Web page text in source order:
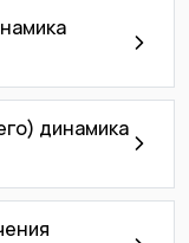
динамика